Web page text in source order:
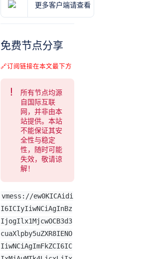
更多客户端请查看《
免费节点分享
🔗订阅链接在本文最下方
所有节点均源
自国际互联
网，并非由本
站提供。本站
不能保证其安
全性与稳定
性，随时可能
失效，敬请谅
解！
vmess://ew0KICAidi
I6ICIyIiwNCiAgInBz
IjogIlx1MjcwOCB3d3
cuaXlpby5uZXR8IENO
IiwNCiAgImFkZCI6IC